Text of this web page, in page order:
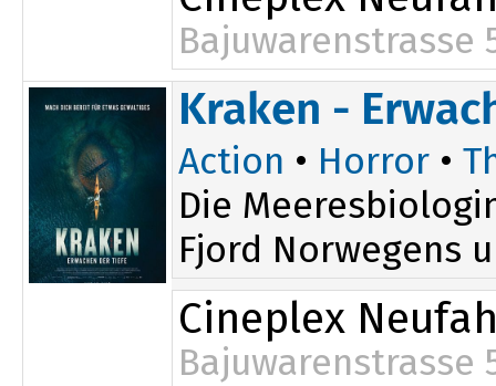
Bajuwarenstrasse
Kraken -
Action • Horror •
Die
Fjord Norwegens
Cineplex
Bajuwarenstrasse